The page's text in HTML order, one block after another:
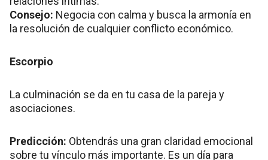
Consejo: Negocia con calma y busca la armonía en
la resolución de cualquier conflicto económico.
Escorpio
La culminación se da en tu casa de la pareja y
asociaciones.
Predicción: Obtendrás una gran claridad emocional
sobre tu vínculo más importante. Es un día para